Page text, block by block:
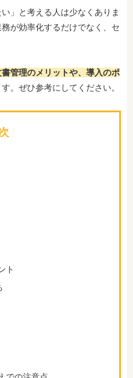
」と考える人は少なくありま
が効率化するだけでなく、セ
管理のメリットや、導入のポ
。ぜひ参考にしてください。
ト